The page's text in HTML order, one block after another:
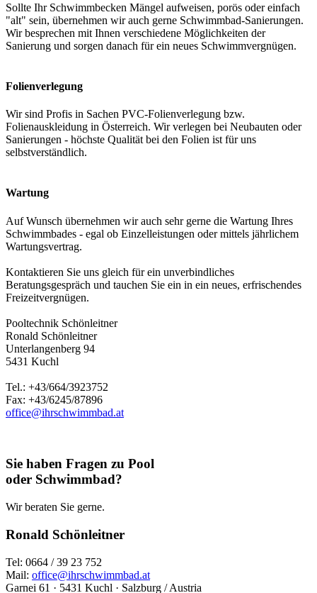
Sollte Ihr Schwimmbecken Mängel aufweisen, porös oder einfach
"alt" sein, übernehmen wir auch gerne Schwimmbad-Sanierungen.
Wir besprechen mit Ihnen verschiedene Möglichkeiten der
Sanierung und sorgen danach für ein neues Schwimmvergnügen.
Folienverlegung
Wir sind Profis in Sachen PVC-Folienverlegung bzw.
Folienauskleidung in Österreich. Wir verlegen bei Neubauten oder
Sanierungen - höchste Qualität bei den Folien ist für uns
selbstverständlich.
Wartung
Auf Wunsch übernehmen wir auch sehr gerne die Wartung Ihres
Schwimmbades - egal ob Einzelleistungen oder mittels jährlichem
Wartungsvertrag.
Kontaktieren Sie uns gleich für ein unverbindliches
Beratungsgespräch und tauchen Sie ein in ein neues, erfrischendes
Freizeitvergnügen.
Pooltechnik Schönleitner
Ronald Schönleitner
Unterlangenberg 94
5431 Kuchl
Tel.: +43/664/3923752
Fax: +43/6245/87896
office@ihrschwimmbad.at
Sie haben Fragen zu Pool
oder Schwimmbad?
Wir beraten Sie gerne.
Ronald Schönleitner
Tel: 0664 / 39 23 752
Mail: office@ihrschwimmbad.at
Garnei 61 · 5431 Kuchl · Salzburg / Austria